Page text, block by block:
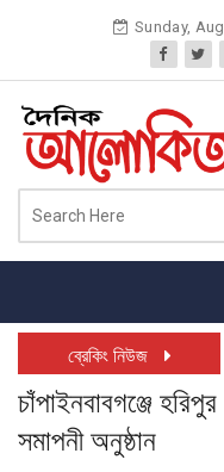
Sunday,
ব্রেকিং নিউজ
চাঁপাইনবাবগঞ্জে
সমাপনী অনুষ্ঠান